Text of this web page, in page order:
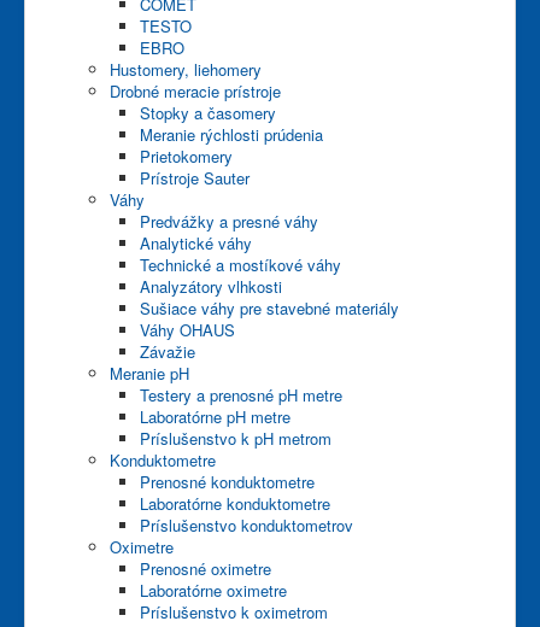
TESTO
EBRO
Hustomery, liehomery
Drobné meracie prístroje
Stopky a časomery
Meranie rýchlosti prúdenia
Prietokomery
Prístroje Sauter
Váhy
Predvážky a presné váhy
Analytické váhy
Technické a mostíkové váhy
Analyzátory vlhkosti
Sušiace váhy pre stavebné materiály
Váhy OHAUS
Závažie
Meranie pH
Testery a prenosné pH metre
Laboratórne pH metre
Príslušenstvo k pH metrom
Konduktometre
Prenosné konduktometre
Laboratórne konduktometre
Príslušenstvo konduktometrov
Oximetre
Prenosné oximetre
Laboratórne oximetre
Príslušenstvo k oximetrom